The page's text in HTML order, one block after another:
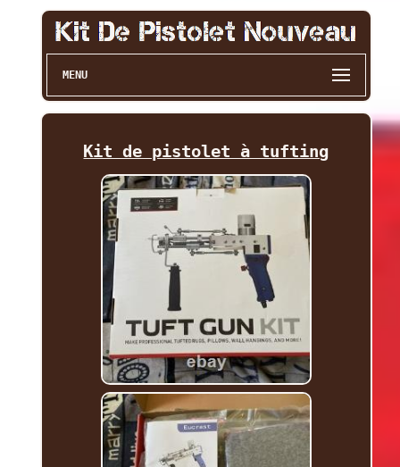
MENU
Kit de pistolet à tufting